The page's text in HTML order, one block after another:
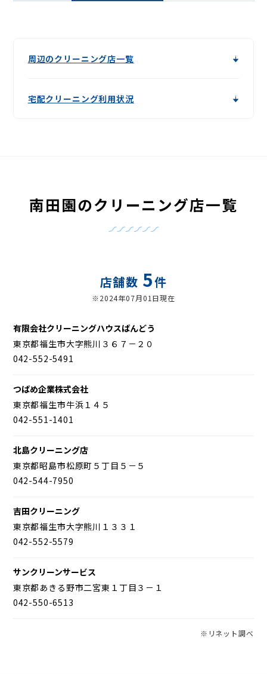
周辺のクリーニング店一覧
宅配クリーニング利用状況
南田園のクリーニング店一覧
店舗数 5件
※2024年07月01日現在
有限会社クリーニングハウスばんどう
東京都福生市大字熊川３６７－２０
042-552-5491
つばめ企業株式会社
東京都福生市牛浜１４５
042-551-1401
北島クリーニング店
東京都昭島市松原町５丁目５－５
042-544-7950
吉田クリーニング
東京都福生市大字熊川１３３１
042-552-5579
サンクリーンサービス
東京都あきる野市二宮東１丁目３－１
042-550-6513
※リネット調べ